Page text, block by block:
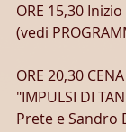
ORE 15,30
(vedi
ORE 20,30
"IMPULSI DI
Prete e Sandro